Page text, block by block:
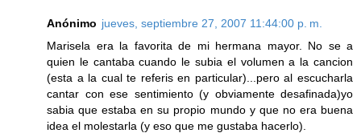
Anónimo jueves, septiembre 27, 2007 11:44:00 p. m.
Marisela era la favorita de mi hermana mayor. No se a
quien le cantaba cuando le subia el volumen a la cancion
(esta a la cual te referis en particular)...pero al escucharla
cantar con ese sentimiento (y obviamente desafinada)yo
sabia que estaba en su propio mundo y que no era buena
idea el molestarla (y eso que me gustaba hacerlo).